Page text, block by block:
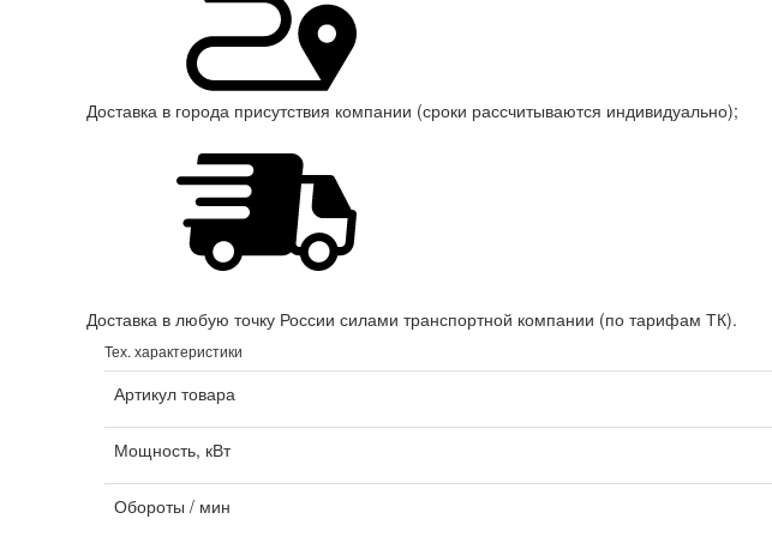
Доставка в города присутствия компании (сроки рассчитываются индивидуально);
Доставка в любую точку России силами транспортной компании (по тарифам ТК).
Тех. характеристики
Артикул товара
Мощность, кВт
Обороты / мин